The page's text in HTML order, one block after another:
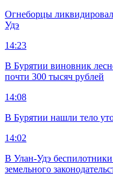
Огнеборцы
Удэ
14:23
В Бурятии виновник
почти 300 тысяч рублей
14:08
В Бурятии нашли тело
14:02
В Улан-Удэ
земельного